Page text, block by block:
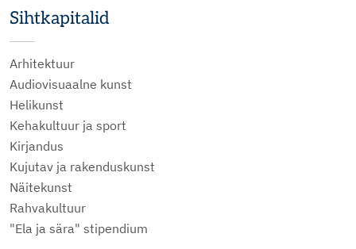
Sihtkapitalid
Arhitektuur
Audiovisuaalne kunst
Helikunst
Kehakultuur ja sport
Kirjandus
Kujutav ja rakenduskunst
Näitekunst
Rahvakultuur
"Ela ja sära" stipendium